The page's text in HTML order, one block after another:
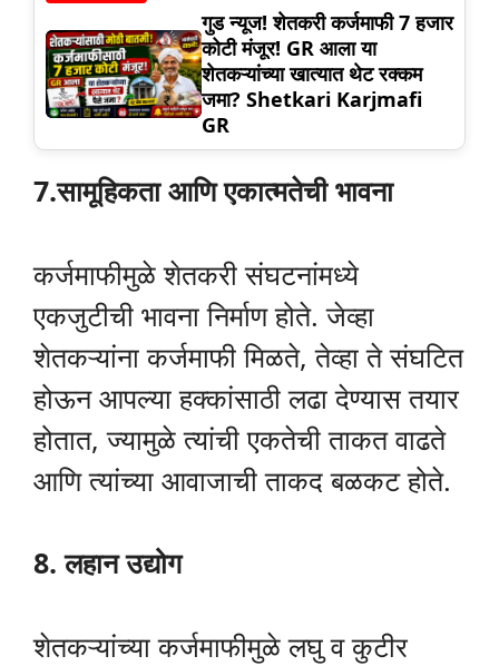
गुड न्यूज! शेतकरी कर्जमाफी 7 हजार
कोटी मंजूर! GR आला या
शेतकऱ्यांच्या खात्यात थेट रक्कम
जमा? Shetkari Karjmafi
GR
7.सामूहिकता आणि एकात्मतेची भावना
कर्जमाफीमुळे शेतकरी संघटनांमध्ये
एकजुटीची भावना निर्माण होते. जेव्हा
शेतकऱ्यांना कर्जमाफी मिळते, तेव्हा ते संघटित
होऊन आपल्या हक्कांसाठी लढा देण्यास तयार
होतात, ज्यामुळे त्यांची एकतेची ताकत वाढते
आणि त्यांच्या आवाजाची ताकद बळकट होते.
8. लहान उद्योग
शेतकऱ्यांच्या कर्जमाफीमुळे लघु व कुटीर